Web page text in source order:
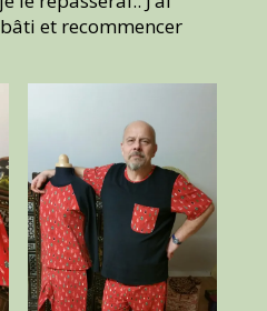
et recommencer